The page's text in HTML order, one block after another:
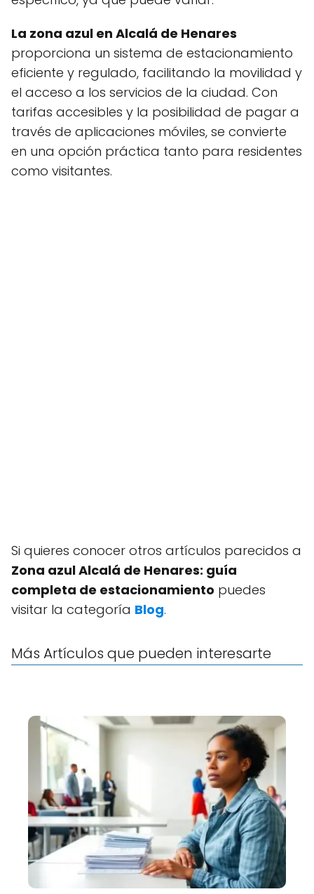
La zona azul en Alcalá de Henares
proporciona un sistema de estacionamiento
eficiente y regulado, facilitando la movilidad y
el acceso a los servicios de la ciudad. Con
tarifas accesibles y la posibilidad de pagar a
través de aplicaciones móviles, se convierte
en una opción práctica tanto para residentes
como visitantes.
Si quieres conocer otros artículos parecidos a
Zona azul Alcalá de Henares: guía
completa de estacionamiento puedes
visitar la categoría Blog.
Más Artículos que pueden interesarte